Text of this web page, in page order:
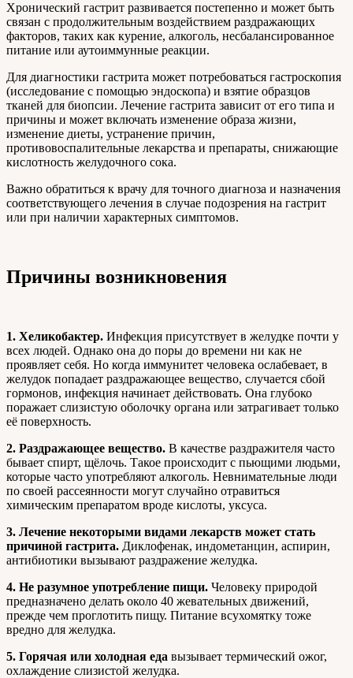
Хронический гастрит развивается постепенно и может быть
связан с продолжительным воздействием раздражающих
факторов, таких как курение, алкоголь, несбалансированное
питание или аутоиммунные реакции.
Для диагностики гастрита может потребоваться гастроскопия
(исследование с помощью эндоскопа) и взятие образцов
тканей для биопсии. Лечение гастрита зависит от его типа и
причины и может включать изменение образа жизни,
изменение диеты, устранение причин,
противовоспалительные лекарства и препараты, снижающие
кислотность желудочного сока.
Важно обратиться к врачу для точного диагноза и назначения
соответствующего лечения в случае подозрения на гастрит
или при наличии характерных симптомов.
Причины возникновения
1. Хеликобактер. Инфекция присутствует в желудке почти у
всех людей. Однако она до поры до времени ни как не
проявляет себя. Но когда иммунитет человека ослабевает, в
желудок попадает раздражающее вещество, случается сбой
гормонов, инфекция начинает действовать. Она глубоко
поражает слизистую оболочку органа или затрагивает только
её поверхность.
2. Раздражающее вещество. В качестве раздражителя часто
бывает спирт, щёлочь. Такое происходит с пьющими людьми,
которые часто употребляют алкоголь. Невнимательные люди
по своей рассеянности могут случайно отравиться
химическим препаратом вроде кислоты, уксуса.
3. Лечение некоторыми видами лекарств может стать
причиной гастрита. Диклофенак, индометанцин, аспирин,
антибиотики вызывают раздражение желудка.
4. Не разумное употребление пищи. Человеку природой
предназначено делать около 40 жевательных движений,
прежде чем проглотить пищу. Питание всухомятку тоже
вредно для желудка.
5. Горячая или холодная еда вызывает термический ожог,
охлаждение слизистой желудка.